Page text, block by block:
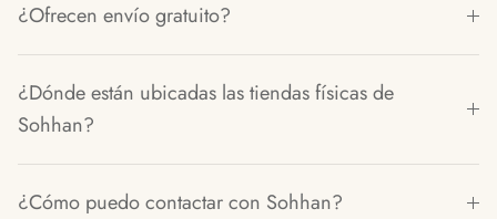
¿Ofrecen envío gratuito?
¿Dónde están ubicadas las tiendas físicas de
Sohhan?
¿Cómo puedo contactar con Sohhan?